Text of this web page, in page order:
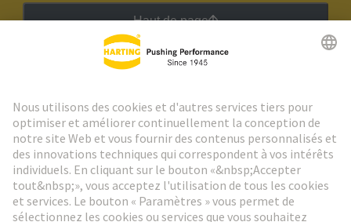
Haut de page
Aller à l'inscription